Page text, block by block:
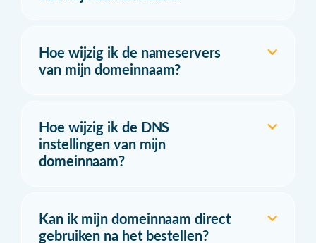
Hoe wijzig ik de nameservers
van mijn domeinnaam?
Hoe wijzig ik de DNS
instellingen van mijn
domeinnaam?
Kan ik mijn domeinnaam direct
gebruiken na het bestellen?